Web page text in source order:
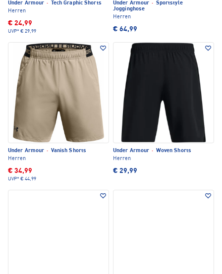
Under Armour ·
Tech Graphic Shorts
Herren
€ 24,99
UVP* € 29,99
Under Armour · Sportstyle
Jogginghose
Herren
€ 64,99
Under Armour · Vanish Shorts
Herren
€ 34,99
UVP* € 44,99
Under Armour · Woven Shorts
Herren
€ 29,99